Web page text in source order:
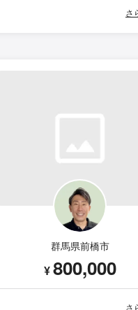
さ
群馬県前橋市
¥800,000